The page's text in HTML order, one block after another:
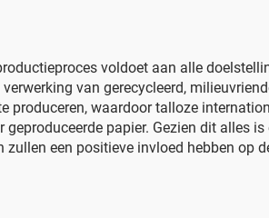
voldoet aan alle
van gerecycleerd,
produceren, waardoor talloze
papier. Gezien dit alles
een positieve invloed hebben op